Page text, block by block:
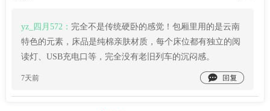
yz_四月572： 完全不是传统硬卧的感觉！包厢里用的是云南
特色的元素，床品是纯棉亲肤材质，每个床位都有独立的阅
读灯、USB充电口等，完全没有老旧列车的沉闷感。
7天前 